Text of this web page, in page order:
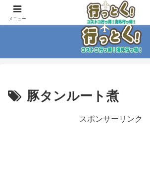
コストコ大好き家族がイチ押商品紹
豚タンルート煮
スポンサーリンク
メニュー